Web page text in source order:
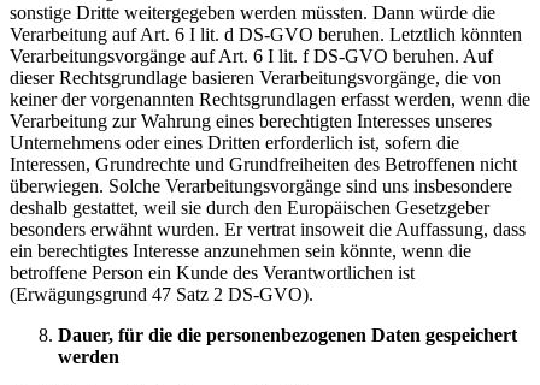
sonstige Dritte weitergegeben werden müssten. Dann würde die
Verarbeitung auf Art. 6 I lit. d DS-GVO beruhen. Letztlich könnten
Verarbeitungsvorgänge auf Art. 6 I lit. f DS-GVO beruhen. Auf
dieser Rechtsgrundlage basieren Verarbeitungsvorgänge, die von
keiner der vorgenannten Rechtsgrundlagen erfasst werden, wenn die
Verarbeitung zur Wahrung eines berechtigten Interesses unseres
Unternehmens oder eines Dritten erforderlich ist, sofern die
Interessen, Grundrechte und Grundfreiheiten des Betroffenen nicht
überwiegen. Solche Verarbeitungsvorgänge sind uns insbesondere
deshalb gestattet, weil sie durch den Europäischen Gesetzgeber
besonders erwähnt wurden. Er vertrat insoweit die Auffassung, dass
ein berechtigtes Interesse anzunehmen sein könnte, wenn die
betroffene Person ein Kunde des Verantwortlichen ist
(Erwägungsgrund 47 Satz 2 DS-GVO).
Dauer, für die die personenbezogenen Daten gespeichert
werden